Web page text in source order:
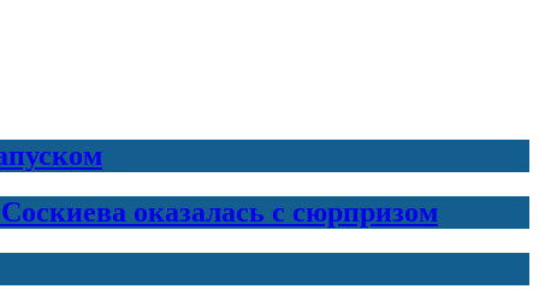
оказалась с сюрпризом